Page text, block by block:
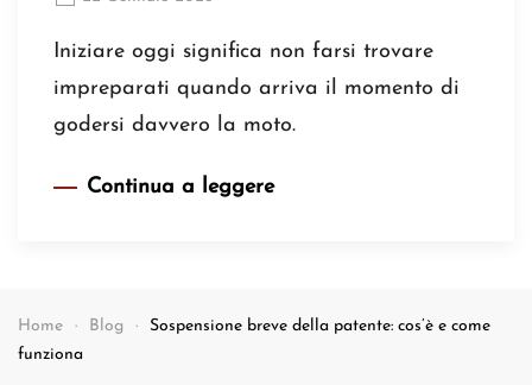
Iniziare oggi significa non farsi trovare
impreparati quando arriva il momento di
godersi davvero la moto.
Continua a leggere
Home Blog
Sospensione breve della patente: cos’è e come
funziona